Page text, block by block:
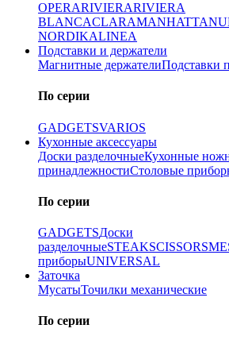
OPERARIVIERARIVIERA
BLANCACLARAMANHATTAN
NORDIKALINEA
Подставки и держатели
Магнитные держателиПодставки
По серии
GADGETSVARIOS
Кухонные аксессуары
Доски разделочныеКухонные
принадлежностиСтоловые
По серии
GADGETSДоски
разделочныеSTEAKSCISSORS
приборыUNIVERSAL
Заточка
МусатыТочилки механические
По серии